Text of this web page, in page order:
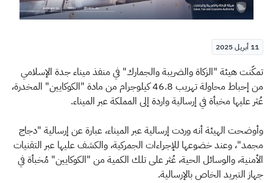
11 أبريل 2025
​​​تمكّنت هيئة "الزكاة والضريبة والجمارك" في منفذ ميناء جدة الإسلامي
من إحباط محاولة تهريب 46.8 كيلوجرام من مادة "الكوكايين" المخدرة،
عُثر عليها مخبأة في إرسالية واردة إلى المملكة عبر الميناء.
وأوضحت الهيئة أنه وردت إرسالية عبر الميناء، عبارة عن إرسالية "دجاج
مجمد"، وعند خضوعها للإجراءات الجمركية، والكشف عليها عبر التقنيات
الأمنية، والوسائل الحية، عُثر على تلك الكمية من "الكوكايين" مُخبأة في
جهاز التبريد الخاص بالإرسالية.